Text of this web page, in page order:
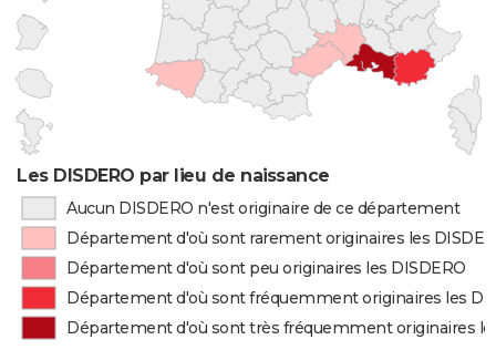
Les DISDERO par lieu de naissance
Aucun DISDERO n'est originaire de ce département
Département d'où sont rarement originaires les
Département d'où sont peu originaires les DISDERO
Département d'où sont fréquemment originaires les
Département d'où sont très fréquemment originaires